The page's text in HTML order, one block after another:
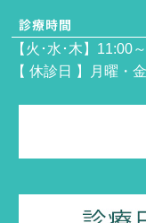
【火･水･木】11:00
【 休診日 】月曜・